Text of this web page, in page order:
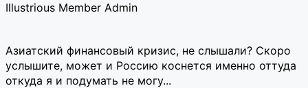
Illustrious Member Admin
Азиатский финансовый кризис, не слышали? Скоро
услышите, может и Россию коснется именно оттуда
откуда я и подумать не могу...